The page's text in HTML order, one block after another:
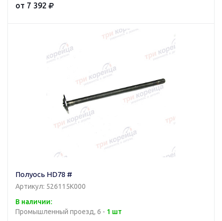
от 7 392
Полуось HD78 #
Артикул: 526115K000
В наличии:
Промышленный проезд, 6 - 1 шт